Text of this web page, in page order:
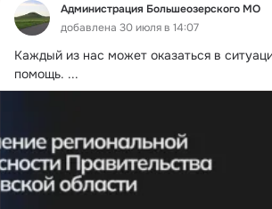
Администрация Большеозерского МО
добавлена 30 июля в 14:07
Каждый из нас может оказаться в
помощь. ...